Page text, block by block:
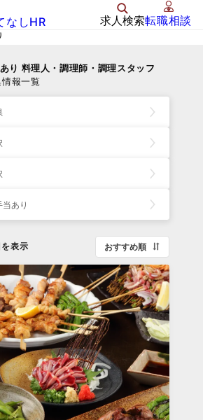
なしHR 求人検索転職相談
り 料理人・調理師・調理スタッフ
報一覧
あり
表示 おすすめ順